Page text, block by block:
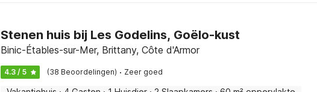
Stenen huis bij Les Godelins, Goëlo-kust
Binic-Étables-sur-Mer, Brittany, Côte d'Armor
4.3 / 5 (38 Beoordelingen) · Zeer goed